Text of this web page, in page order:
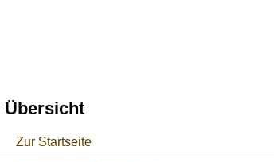
Übersicht
Zur Startseite